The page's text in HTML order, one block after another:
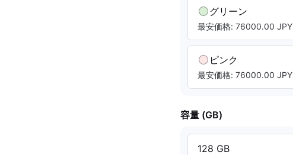
グリーン
最安価格: 76000.00 JPY
ピンク
最安価格: 76000.00 JPY
容量 (GB)
128 GB